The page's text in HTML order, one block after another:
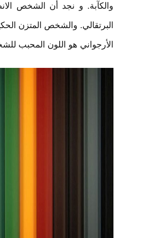
والكآبة. و نجد أن الشخص
البرتقالي. والشخص المتزن
الأرجواني هو اللون المحبب